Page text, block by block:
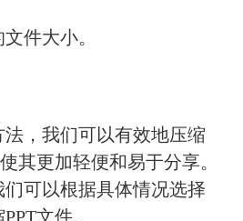
件大小。
，我们可以有效地压缩
其更加轻便和易于分享。
可以根据具体情况选择
文件。